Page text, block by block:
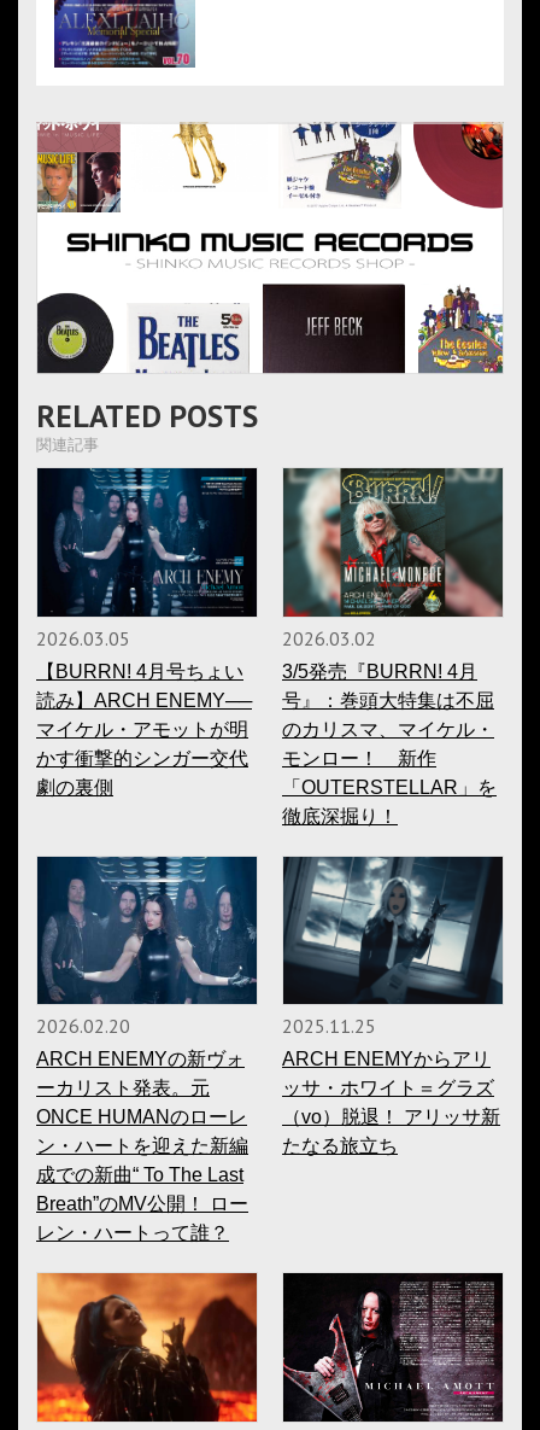
RELATED POSTS
関連記事
2026.03.05
【BURRN! 4月号ちょい
読み】ARCH ENEMY──
マイケル・アモットが明
かす衝撃的シンガー交代
劇の裏側
2026.03.02
3/5発売『BURRN! 4月
号』：巻頭大特集は不屈
のカリスマ、マイケル・
モンロー！ 新作
「OUTERSTELLAR」を
徹底深掘り！
2026.02.20
ARCH ENEMYの新ヴォ
ーカリスト発表。元
ONCE HUMANのローレ
ン・ハートを迎えた新編
成での新曲“ To The Last
Breath”のMV公開！ ロー
レン・ハートって誰？
2025.11.25
ARCH ENEMYからアリ
ッサ・ホワイト＝グラズ
（vo）脱退！ アリッサ新
たなる旅立ち